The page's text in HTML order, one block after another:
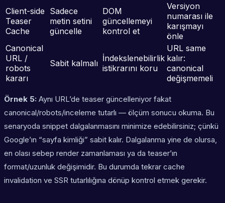
Client-side
Teaser
Cache
Sadece
metin setini
güncelle
DOM
güncellemeyi
kontrol et
Versiyon
numarası ile
karışmayı
önle
Canonical
URL /
robots
kararı
Sabit kalmalı İndekslenebilirlik
istikrarını koru
URL same
kalır:
canonical
değişmemeli
Örnek 5: Aynı URL’de teaser güncelleniyor fakat
canonical/robots/inceleme tutarlı — ölçüm sonucu okuma. Bu
senaryoda snippet dalgalanmasını minimize edebilirsiniz; çünkü
Google’ın “sayfa kimliği” sabit kalır. Dalgalanma yine de olursa,
en olası sebep render zamanlaması ya da teaser’ın
format/uzunluk değişimidir. Bu durumda tekrar cache
invalidation ve SSR tutarlılığına dönüp kontrol etmek gerekir.